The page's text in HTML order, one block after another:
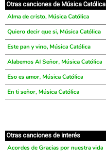
Otras canciones de Música Católica
Alma de cristo, Música Católica
Quiero decir que si, Música Católica
Este pan y vino, Música Católica
Alabemos Al Señor, Música Católica
Eso es amor, Música Católica
En ti señor, Música Católica
Otras canciones de interés
Acordes de Gracias por nuestra vida